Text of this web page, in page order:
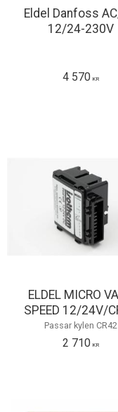
Eldel Danfoss
12/24-230V
4 570KR
ELDEL MICRO
SPEED 12/24V/
Passar kylen CR42
2 710KR